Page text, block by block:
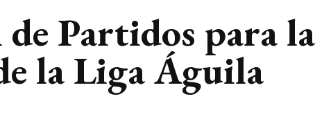
Partidos para la
la Liga Águila